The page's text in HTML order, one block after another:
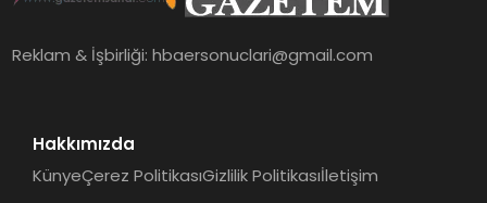
Reklam & İşbirliği:hbaersonuclari@gmail.com
Hakkımızda
KünyeÇerez PolitikasıGizlilik Politikasıİletişim